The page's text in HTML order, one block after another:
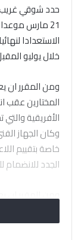
حدد شوقي غريب
21 مارس
الاستعدادا
خلال يوليو
ومن المقرر ان
المختارين عقب
الأفريقية والتي
وكان الجهاز
خاصة بتقييم
الجدد
ومن المقرر ان
خلال فترة الأجندة